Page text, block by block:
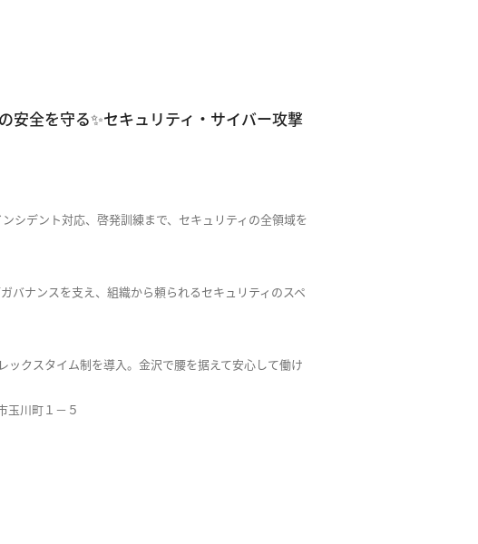
安全を守る✨セキュリティ・サイバー攻撃
シデント対応、啓発訓練まで、セキュリティの全領域を
バナンスを支え、組織から頼られるセキュリティのスペ
ックスタイム制を導入。金沢で腰を据えて安心して働け
玉川町１－５